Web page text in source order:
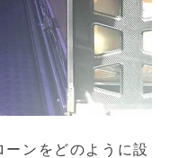
ンをどのように設